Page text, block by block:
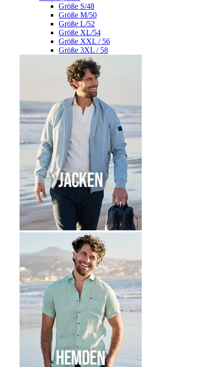
Größe S/48
Größe M/50
Größe L/52
Größe XL/54
Größe XXL / 56
Größe 3XL / 58